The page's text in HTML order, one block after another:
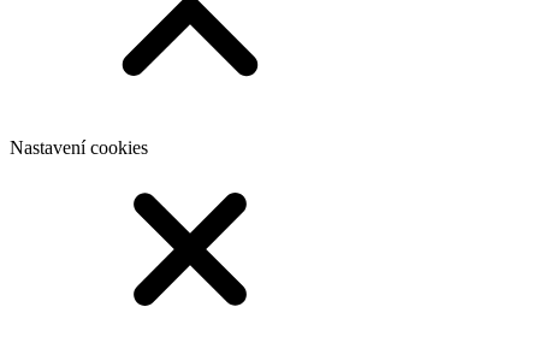
Nastavení cookies